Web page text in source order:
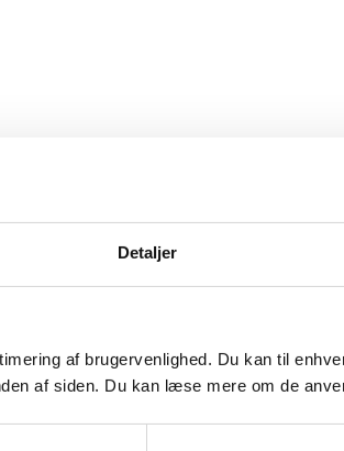
Detaljer
af brugervenlighed. Du kan til
af siden. Du kan læse mere om de